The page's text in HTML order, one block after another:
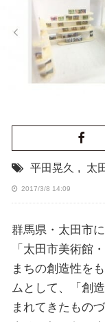
平田晃久 , 太
2017/3/8 14:09
群馬県・太田市
「太田市美術館
まちの創造性を
ムとして、「創
まれてきたもの